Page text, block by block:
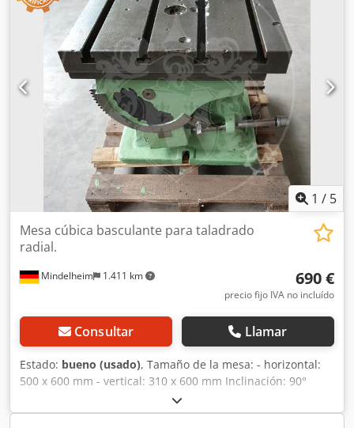
1 / 5
Mindelheim 1.411 km
Mesa cúbica basculante para taladrado
radial.
690 €
precio fijo IVA no incluído
Consultar Llamar
Estado: bueno (usado), Tamaño de la mesa: - horizontal:
500 x 600 mm - vertical: 310 x 600 mm Inclinación: 90°
Dimensiones (largo x ancho x alto), aprox.: 700 x 520 x 520
mm Dcjdod Tticjpfx Aiijk Peso, aprox.: 280 kg N.º de